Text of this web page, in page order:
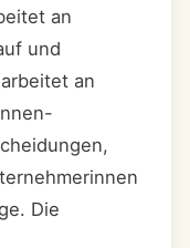
an
und
an
Die